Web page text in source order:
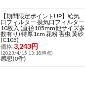
【期間限定ポイントUP】給気
口フィルター 換気口フィルター
10枚入 (直径105mm他サイズ多
数有り) 特厚1cm 花粉 害虫 黄砂
(C105)
価格:3,243円
(2023/4/15 13:18時点)
感想(0件)